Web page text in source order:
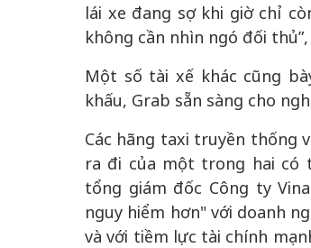
lái xe đang sợ khi giờ chỉ
không cần nhìn ngó đối
Một số tài xế khác cũng
khấu, Grab sẵn sàng cho
Các hãng taxi truyền thống
ra đi của một trong hai có
tổng giám đốc Công ty
nguy hiểm hơn" với doanh
và với tiềm lực tài chính